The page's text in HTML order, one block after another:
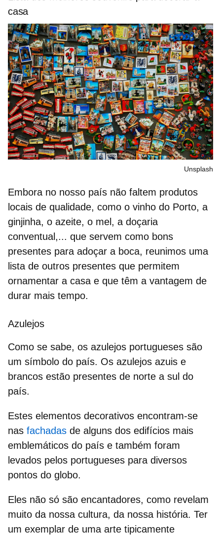
casa
Unsplash
Embora no nosso país não faltem produtos
locais de qualidade, como o vinho do Porto, a
ginjinha, o azeite, o mel, a doçaria
conventual,... que servem como bons
presentes para adoçar a boca, reunimos uma
lista de outros presentes que permitem
ornamentar a casa e que têm a vantagem de
durar mais tempo.
Azulejos
Como se sabe, os azulejos portugueses são
um símbolo do país. Os azulejos azuis e
brancos estão presentes de norte a sul do
país.
Estes elementos decorativos encontram-se
nas fachadas de alguns dos edifícios mais
emblemáticos do país e também foram
levados pelos portugueses para diversos
pontos do globo.
Eles não só são encantadores, como revelam
muito da nossa cultura, da nossa história. Ter
um exemplar de uma arte tipicamente